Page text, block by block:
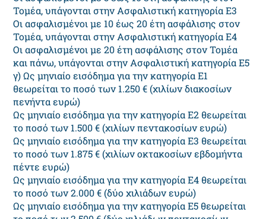
Τομέα, υπάγονται στην Ασφαλιστική κατηγορία Ε3
Οι ασφαλισμένοι με 10 έως 20 έτη ασφάλισης στον
Τομέα, υπάγονται στην Ασφαλιστική κατηγορία Ε4
Οι ασφαλισμένοι με 20 έτη ασφάλισης στον Τομέα
και πάνω, υπάγονται στην Ασφαλιστική κατηγορία Ε5
γ) Ως μηνιαίο εισόδημα για την κατηγορία Ε1
θεωρείται το ποσό των 1.250 € (χιλίων διακοσίων
πενήντα ευρώ)
Ως μηνιαίο εισόδημα για την κατηγορία Ε2 θεωρείται
το ποσό των 1.500 € (χιλίων πεντακοσίων ευρώ)
Ως μηνιαίο εισόδημα για την κατηγορία Ε3 θεωρείται
το ποσό των 1.875 € (χιλίων οκτακοσίων εβδομήντα
πέντε ευρώ)
Ως μηνιαίο εισόδημα για την κατηγορία Ε4 θεωρείται
το ποσό των 2.000 € (δύο χιλιάδων ευρώ)
Ως μηνιαίο εισόδημα για την κατηγορία Ε5 θεωρείται